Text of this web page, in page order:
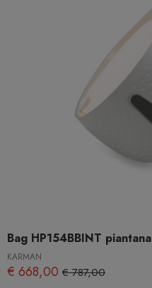
Bag HP154BBINT piantana
KARMAN
€ 668,00 € 787,00